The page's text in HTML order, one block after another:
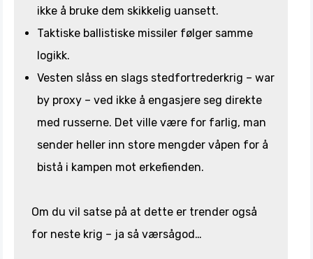
ikke å bruke dem skikkelig uansett.
Taktiske ballistiske missiler følger samme
logikk.
Vesten slåss en slags stedfortrederkrig – war
by proxy – ved ikke å engasjere seg direkte
med russerne. Det ville være for farlig, man
sender heller inn store mengder våpen for å
bistå i kampen mot erkefienden.
Om du vil satse på at dette er trender også
for neste krig – ja så værsågod…